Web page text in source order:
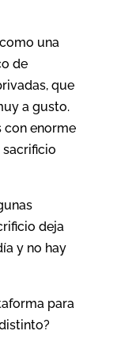
una
de
que
a gusto.
con enorme
deja
y no hay
para